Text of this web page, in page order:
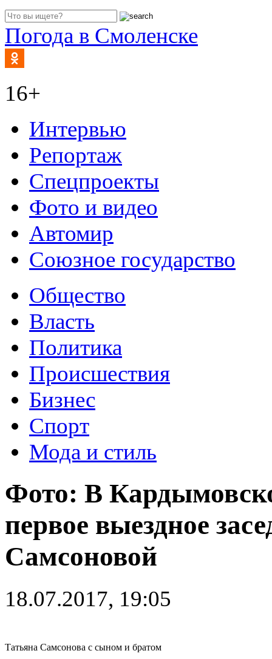
Погода в Смоленске
16+
Интервью
Репортаж
Спецпроекты
Фото и видео
Автомир
Союзное государство
Общество
Власть
Политика
Происшествия
Бизнес
Спорт
Мода и стиль
Фото: В
первое выездное
Самсоновой
18.07.2017, 19:05
Татьяна Самсонова с сыном и братом